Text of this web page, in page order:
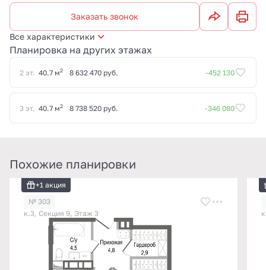
Заказать звонок
Все характеристики
Планировка на других этажах
2 эт. 40.7 м2 8 632 470 руб. -452 130
3 эт. 40.7 м2 8 738 520 руб. -346 080
Похожие планировки
+1 акция
№ 303
к.3, Секция 9, Этаж 3